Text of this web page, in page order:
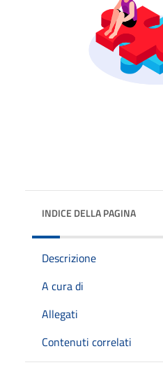
INDICE DELLA PAGINA
Descrizione
A cura di
Allegati
Contenuti correlati